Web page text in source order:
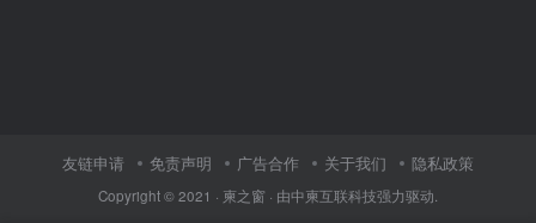
友链申请 免责声明 广告合作 关于我们 隐私政策
Copyright © 2021 · 柬之窗 · 由中柬互联科技强力驱动.